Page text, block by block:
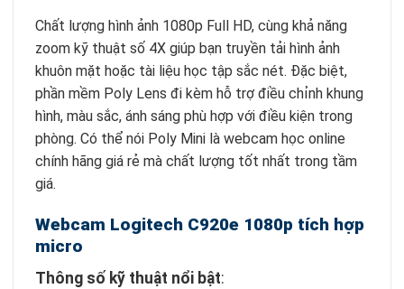
Chất lượng hình ảnh 1080p Full HD, cùng khả năng
zoom kỹ thuật số 4X giúp bạn truyền tải hình ảnh
khuôn mặt hoặc tài liệu học tập sắc nét. Đặc biệt,
phần mềm Poly Lens đi kèm hỗ trợ điều chỉnh khung
hình, màu sắc, ánh sáng phù hợp với điều kiện trong
phòng. Có thể nói Poly Mini là webcam học online
chính hãng giá rẻ mà chất lượng tốt nhất trong tầm
giá.
Webcam Logitech C920e 1080p tích hợp
micro
Thông số kỹ thuật nổi bật: